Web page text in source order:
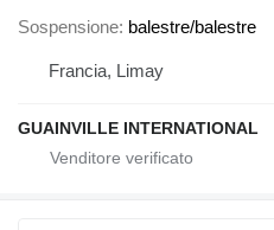
Sospensione balestre/balestre
Francia, Limay
GUAINVILLE INTERNATIONAL